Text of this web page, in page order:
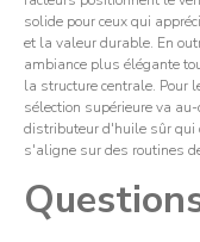
solide pour ceux qui
et la valeur durable. En
ambiance plus élégante
la structure centrale. Pour
sélection supérieure va
distributeur d'huile sûr qui
s'aligne sur des routines